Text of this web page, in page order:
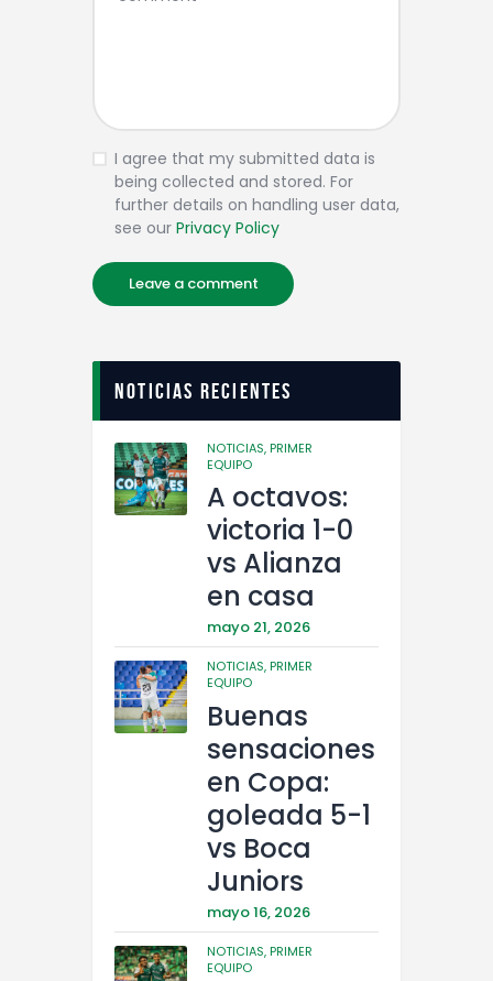
I agree that my submitted data is
being collected and stored. For
further details on handling user data,
see our Privacy Policy
Noticias recientes
NOTICIAS,PRIMER
EQUIPO
A octavos:
victoria 1-0
vs Alianza
en casa
mayo 21, 2026
NOTICIAS,PRIMER
EQUIPO
Buenas
sensaciones
en Copa:
goleada 5-1
vs Boca
Juniors
mayo 16, 2026
NOTICIAS,PRIMER
EQUIPO